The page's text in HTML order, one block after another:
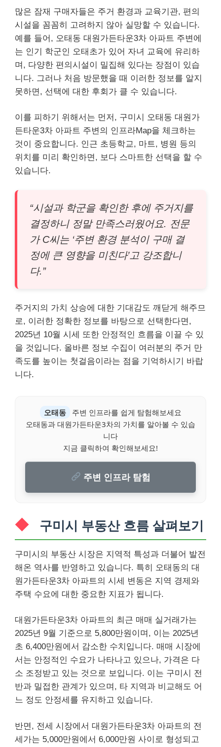
많은 잠재 구매자들은 주거 환경과 교육기관, 편의
시설을 꼼꼼히 고려하지 않아 실망할 수 있습니다.
예를 들어, 오태동 대원가든타운3차 아파트 주변에
는 인기 학군인 오태초가 있어 자녀 교육에 유리하
며, 다양한 편의시설이 밀집해 있다는 장점이 있습
니다. 그러나 처음 방문했을 때 이러한 정보를 알지
못하면, 선택에 대한 후회가 클 수 있습니다.
이를 피하기 위해서는 먼저, 구미시 오태동 대원가
든타운3차 아파트 주변의 인프라Map을 체크하는
것이 중요합니다. 인근 초등학교, 마트, 병원 등의
위치를 미리 확인하면, 보다 스마트한 선택을 할 수
있습니다.
“시설과 학군을 확인한 후에 주거지를
결정하니 정말 만족스러웠어요. 전문
가 C씨는 ‘주변 환경 분석이 구매 결
정에 큰 영향을 미친다’고 강조합니
다.”
주거지의 가치 상승에 대한 기대감도 깨닫게 해주므
로, 이러한 정확한 정보를 바탕으로 선택한다면,
2025년 10월 시세 또한 안정적인 흐름을 이끌 수 있
을 것입니다. 올바른 정보 수집이 여러분의 주거 만
족도를 높이는 첫걸음이라는 점을 기억하시기 바랍
니다.
오태동
주변 인프라를 쉽게 탐험해보세요
오태동과 대원가든타운3차의 가치를 알아볼 수 있습
니다
지금 클릭하여 확인해보세요!
주변 인프라 탐험
구미시 부동산 흐름 살펴보기
구미시의 부동산 시장은 지역적 특성과 더불어 발전
해온 역사를 반영하고 있습니다. 특히 오태동의 대
원가든타운3차 아파트의 시세 변동은 지역 경제와
주택 수요에 대한 중요한 지표가 됩니다.
대원가든타운3차 아파트의 최근 매매 실거래가는
2025년 9월 기준으로 5,800만원이며, 이는 2025년
초 6,400만원에서 감소한 수치입니다. 매매 시장에
서는 안정적인 수요가 나타나고 있으나, 가격은 다
소 조정받고 있는 것으로 보입니다. 이는 구미시 전
반과 밀접한 관계가 있으며, 타 지역과 비교해도 어
느 정도 안정세를 유지하고 있습니다.
반면, 전세 시장에서 대원가든타운3차 아파트의 전
세가는 5,000만원에서 6,000만원 사이로 형성되고